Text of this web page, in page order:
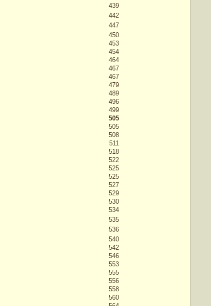
439
442
447
450
453
454
464
467
467
479
489
496
499
505
505
508
511
518
522
525
525
527
529
530
534
535
536
540
542
546
553
555
556
558
560